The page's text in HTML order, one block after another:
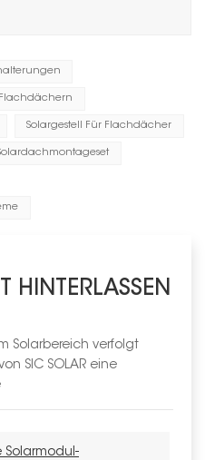
Flachdächern
Solargestell Für Flachdächer
HINTERLASSEN
Solarbereich verfolgt
SIC SOLAR eine
Solarmodul-